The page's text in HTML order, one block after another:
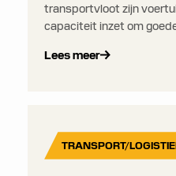
transportvloot zijn
capaciteit inzet om
kosten,
Lees meer
TRANSPORT/